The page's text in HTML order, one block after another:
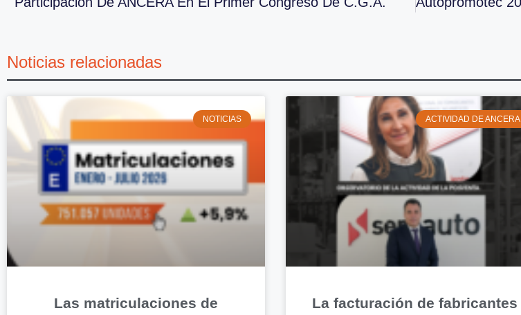
Noticias relacionadas
NOTICIAS
Las matriculaciones de
ACTIVIDAD DE ANCERA
La facturación de fabricantes